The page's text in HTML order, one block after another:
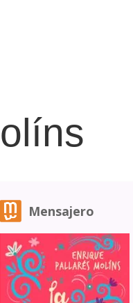
Mensajero